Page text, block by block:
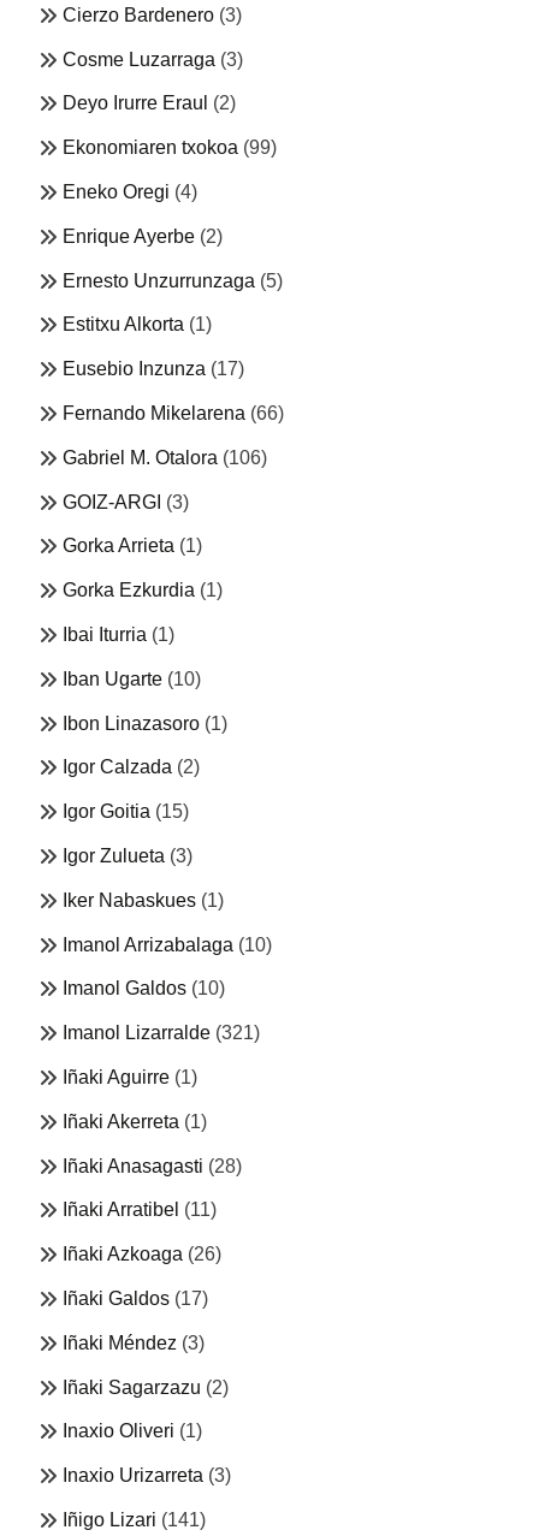
Cierzo Bardenero (3)
Cosme Luzarraga (3)
Deyo Irurre Eraul (2)
Ekonomiaren txokoa (99)
Eneko Oregi (4)
Enrique Ayerbe (2)
Ernesto Unzurrunzaga (5)
Estitxu Alkorta (1)
Eusebio Inzunza (17)
Fernando Mikelarena (66)
Gabriel M. Otalora (106)
GOIZ-ARGI (3)
Gorka Arrieta (1)
Gorka Ezkurdia (1)
Ibai Iturria (1)
Iban Ugarte (10)
Ibon Linazasoro (1)
Igor Calzada (2)
Igor Goitia (15)
Igor Zulueta (3)
Iker Nabaskues (1)
Imanol Arrizabalaga (10)
Imanol Galdos (10)
Imanol Lizarralde (321)
Iñaki Aguirre (1)
Iñaki Akerreta (1)
Iñaki Anasagasti (28)
Iñaki Arratibel (11)
Iñaki Azkoaga (26)
Iñaki Galdos (17)
Iñaki Méndez (3)
Iñaki Sagarzazu (2)
Inaxio Oliveri (1)
Inaxio Urizarreta (3)
Iñigo Lizari (141)